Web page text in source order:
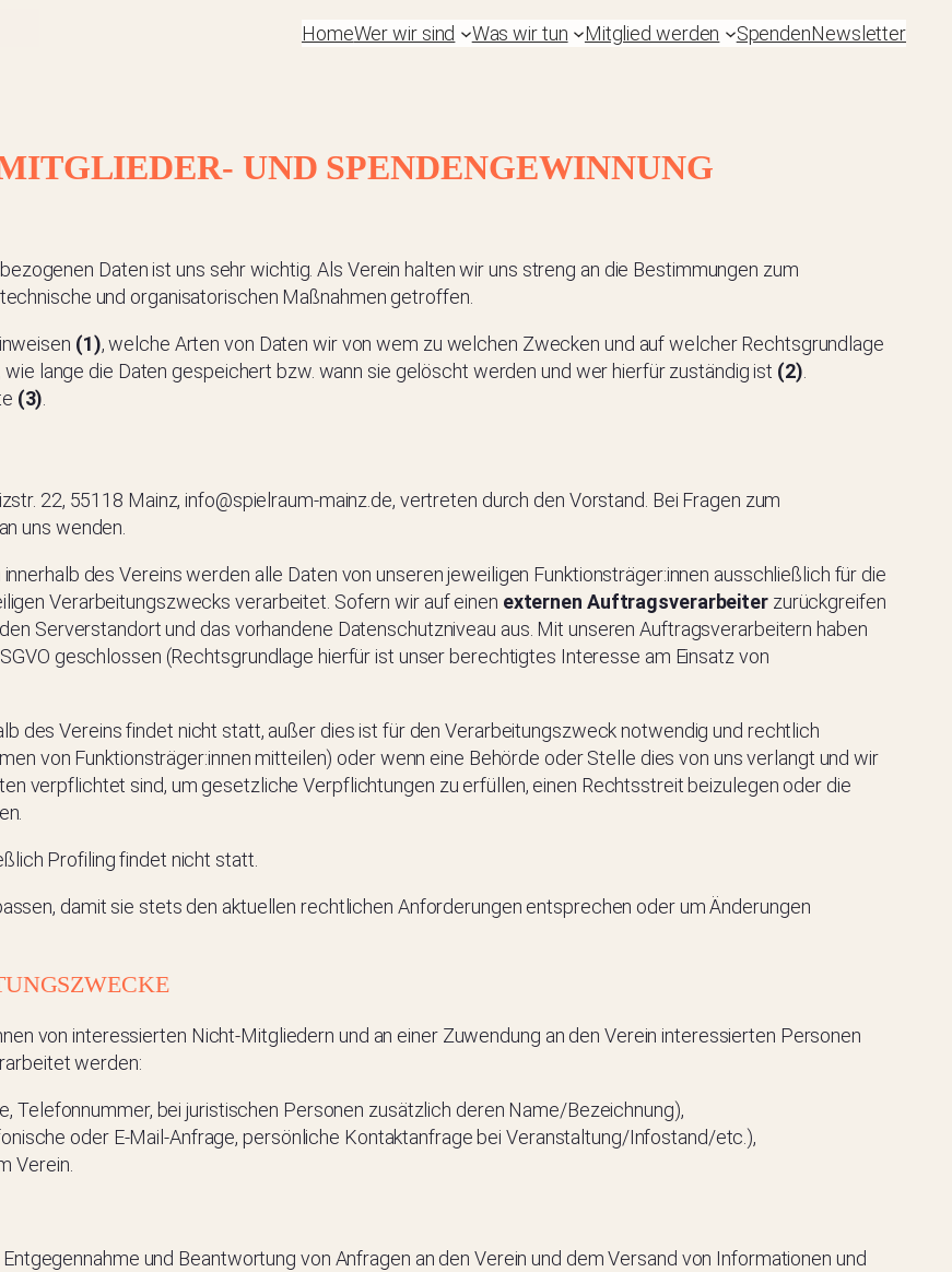
HomeWer wir sind Was wir tun Mitglied werden SpendenNewsletter
UND SPENDENGEWINNUNG
Daten ist uns sehr wichtig. Als Verein halten wir uns streng an die Bestimmungen zum
und organisatorischen Maßnahmen getroffen.
(1), welche Arten von Daten wir von wem zu welchen Zwecken und auf welcher Rechtsgrundlage
lange die Daten gespeichert bzw. wann sie gelöscht werden und wer hierfür zuständig ist (2)
(3)
22, 55118 Mainz, info@spielraum-mainz.de, vertreten durch den Vorstand. Bei Fragen zum
uns wenden.
des Vereins werden alle Daten von unseren jeweiligen Funktionsträger:innen ausschließlich für die
Verarbeitungszwecks verarbeitet. Sofern wir auf einen externen Auftragsverarbeiterzurückgreifen
Serverstandort und das vorhandene Datenschutzniveau aus. Mit unseren Auftragsverarbeitern haben
geschlossen (Rechtsgrundlage hierfür ist unser berechtigtes Interesse am Einsatz von
des Vereins findet nicht statt, außer dies ist für den Verarbeitungszweck notwendig und rechtlich
von Funktionsträger:innen mitteilen) oder wenn eine Behörde oder Stelle dies von uns verlangt und wir
verpflichtet sind, um gesetzliche Verpflichtungen zu erfüllen, einen Rechtsstreit beizulegen oder die
Profiling findet nicht statt.
damit sie stets den aktuellen rechtlichen Anforderungen entsprechen oder um Änderungen
von interessierten Nicht-Mitgliedern und an einer Zuwendung an den Verein interessierten Personen
werden:
Telefonnummer, bei juristischen Personen zusätzlich deren Name/Bezeichnung),
oder E-Mail-Anfrage, persönliche Kontaktanfrage bei Veranstaltung/Infostand/etc.),
Verein.
und Beantwortung von Anfragen an den Verein und dem Versand von Informationen und